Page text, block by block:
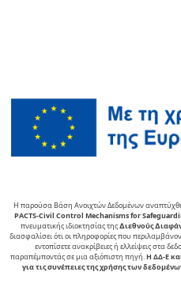
Η παρούσα Βάση Ανοιχτών Δεδομένων
PACTS-Civil Control Mechanisms for
πνευµατικής ιδιοκτησίας της∆ιεθνούς
διασφαλίσει ότι οι πληροφορίες που
εντοπίσετε ανακρίβειες ή ελλείψεις στα
παραπέμποντάς σε μια αξιόπιστη πηγή.Η ΔΔ-Ε
για τις συνέπειες της χρήσης των